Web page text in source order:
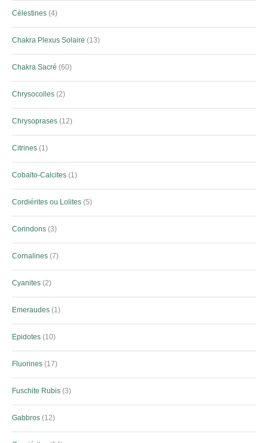
Célestines 4
Chakra Plexus Solaire 13
Chakra Sacré 60
Chrysocolles 2
Chrysoprases 12
Citrines 1
Cobalto-Calcites 1
Cordiérites ou Lolites 5
Corindons 3
Cornalines 7
Cyanites 2
Emeraudes 1
Epidotes 10
Fluorines 17
Fuschite Rubis 3
Gabbros 12